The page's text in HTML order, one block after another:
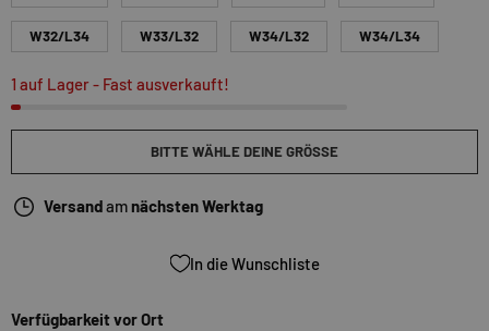
W32/L34 W33/L32 W34/L32 W34/L34
1 auf Lager- Fast ausverkauft!
BITTE WÄHLE DEINE GRÖSSE
Versandamnächsten Werktag
In die Wunschliste
Verfügbarkeit vor Ort